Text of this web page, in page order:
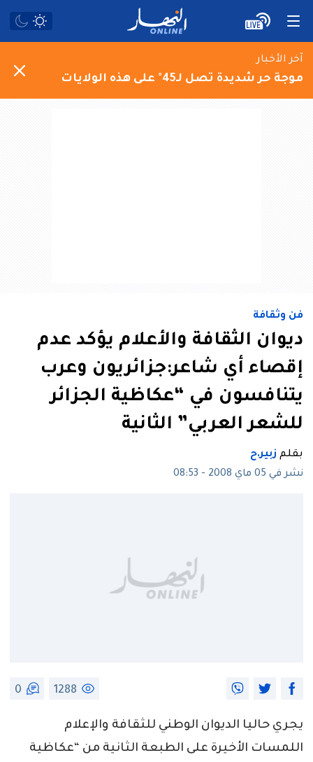
آخر الأخبار
موجة حر شديدة تصل لـ45° على هذه الولايات
فن وثقافة
ديوان الثقافة والأعلام يؤكد عدم
إقصاء أي شاعر:جزائريون وعرب
يتنافسون في “عكاظية الجزائر
للشعر العربي” الثانية
بقلم زبير.ح
نشر في 05 ماي 2008 - 08:53
1288
0
يجري حاليا الديوان الوطني للثقافة والإعلام
اللمسات الأخيرة على الطبعة الثانية من “عكاظية